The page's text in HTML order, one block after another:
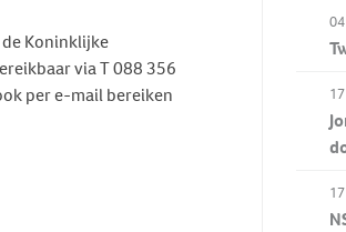
Koninklijke
via T 088 356
per e-mail bereiken